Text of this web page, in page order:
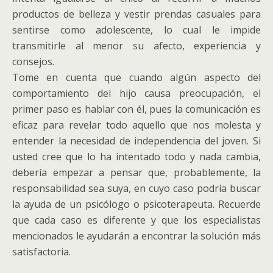
productos de belleza y vestir prendas casuales para
sentirse como adolescente, lo cual le impide
transmitirle al menor su afecto, experiencia y
consejos.
Tome en cuenta que cuando algún aspecto del
comportamiento del hijo causa preocupación, el
primer paso es hablar con él, pues la comunicación es
eficaz para revelar todo aquello que nos molesta y
entender la necesidad de independencia del joven. Si
usted cree que lo ha intentado todo y nada cambia,
debería empezar a pensar que, probablemente, la
responsabilidad sea suya, en cuyo caso podría buscar
la ayuda de un psicólogo o psicoterapeuta. Recuerde
que cada caso es diferente y que los especialistas
mencionados le ayudarán a encontrar la solución más
satisfactoria.